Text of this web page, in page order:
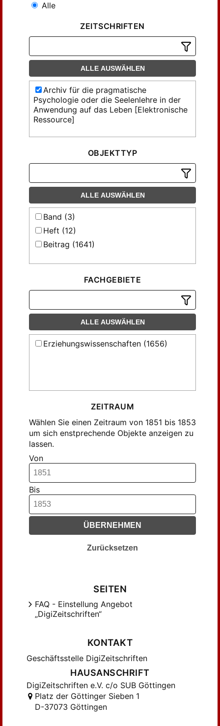
Alle
ZEITSCHRIFTEN
ALLE AUSWÄHLEN
Archiv für die pragmatische
Psychologie oder die Seelenlehre in der
Anwendung auf das Leben [Elektronische
Ressource]
OBJEKTTYP
ALLE AUSWÄHLEN
Band (3)
Heft (12)
Beitrag (1641)
FACHGEBIETE
ALLE AUSWÄHLEN
Erziehungswissenschaften (1656)
ZEITRAUM
Wählen Sie einen Zeitraum von 1851 bis 1853
um sich enstprechende Objekte anzeigen zu
lassen.
Von
Bis
ÜBERNEHMEN
Zurücksetzen
SEITEN
FAQ - Einstellung Angebot
„DigiZeitschriften“
KONTAKT
Geschäftsstelle DigiZeitschriften
HAUSANSCHRIFT
DigiZeitschriften e.V. c/o SUB Göttingen
Platz der Göttinger Sieben 1
D-37073 Göttingen